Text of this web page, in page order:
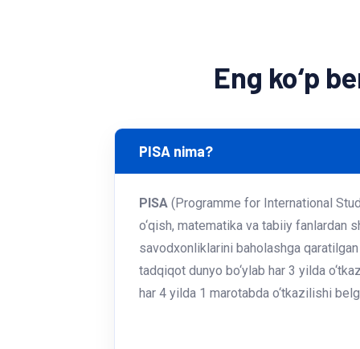
Eng ko‘p
PISA nima?
PISA (Programme for International
o‘qish, matematika va tabiiy fanlardan
savodxonliklarini baholashga
tadqiqot dunyo bo‘ylab har 3 yilda
har 4 yilda 1 marotabda o‘tkazilishi